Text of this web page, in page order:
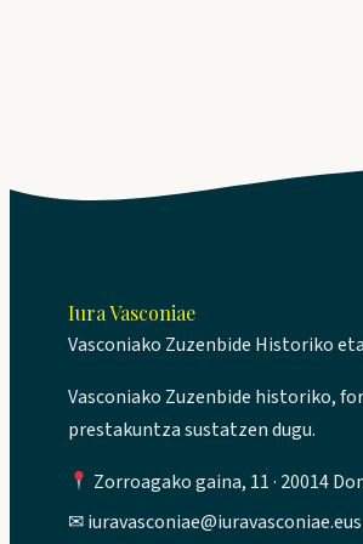
Iura Vasconiae
Vasconiako Zuzenbide Historiko
Vasconiako Zuzenbide historiko,
prestakuntza sustatzen dugu.
Zorroagako gaina, 11 · 20014
✉iuravasconiae@iuravasconiae.eus